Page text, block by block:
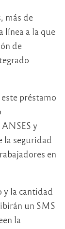
más de
línea a la que
de
este préstamo
y
la seguridad
en
y la cantidad
un SMS
la